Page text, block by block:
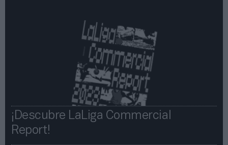
¡Descubre LaLiga Commercial
Report!​​